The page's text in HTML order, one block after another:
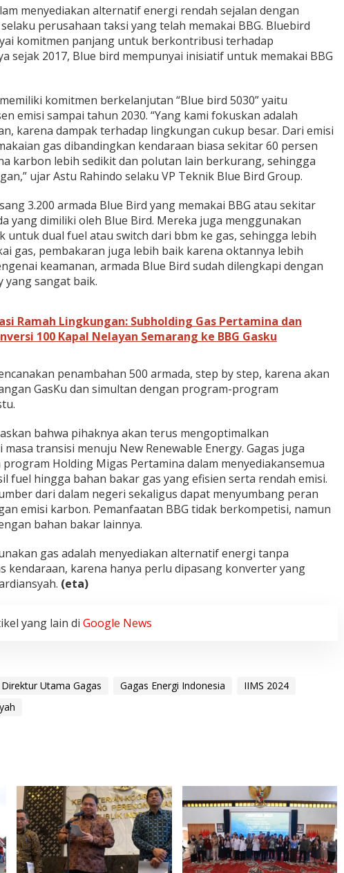
menyediakan alternatif energi rendah sejalan dengan
perusahaan taksi yang telah memakai BBG. Bluebird
komitmen panjang untuk berkontribusi terhadap
sejak 2017, Blue bird mempunyai inisiatif untuk memakai BBG
komitmen berkelanjutan “Blue bird 5030” yaitu
emisi sampai tahun 2030. “Yang kami fokuskan adalah
karena dampak terhadap lingkungan cukup besar. Dari emisi
gas dibandingkan kendaraan biasa sekitar 60 persen
karbon lebih sedikit dan polutan lain berkurang, sehingga
ujar Astu Rahindo selaku VP Teknik Blue Bird Group.
3.200 armada Blue Bird yang memakai BBG atau sekitar
yang dimiliki oleh Blue Bird. Mereka juga menggunakan
untuk dual fuel atau switch dari bbm ke gas, sehingga lebih
gas, pembakaran juga lebih baik karena oktannya lebih
keamanan, armada Blue Bird sudah dilengkapi dengan
yang sangat baik.
Ramah Lingkungan: Subholding Gas Pertamina dan
100 Kapal Nelayan Semarang ke BBG Gasku
penambahan 500 armada, step by step, karena akan
GasKu dan simultan dengan program-program
bahwa pihaknya akan terus mengoptimalkan
masa transisi menuju New Renewable Energy. Gagas juga
Holding Migas Pertamina dalam menyediakansemua
fuel hingga bahan bakar gas yang efisien serta rendah emisi.
dari dalam negeri sekaligus dapat menyumbang peran
emisi karbon. Pemanfaatan BBG tidak berkompetisi, namun
bahan bakar lainnya.
gas adalah menyediakan alternatif energi tanpa
kendaraan, karena hanya perlu dipasang konverter yang
(eta)
yang lain di Google News
Direktur Utama Gagas Gagas Energi Indonesia
IIMS 2024